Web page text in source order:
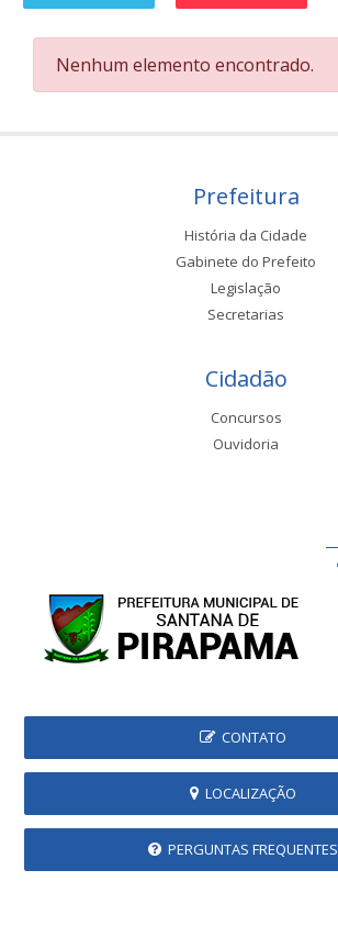
Nenhum elemento encontrado.
Prefeitura
História da Cidade
Gabinete do Prefeito
Legislação
Secretarias
Cidadão
Concursos
Ouvidoria
CONTATO
LOCALIZAÇÃO
PERGUNTAS FREQUENTES